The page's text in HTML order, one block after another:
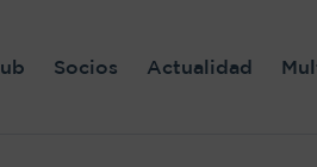
Socios Actualidad